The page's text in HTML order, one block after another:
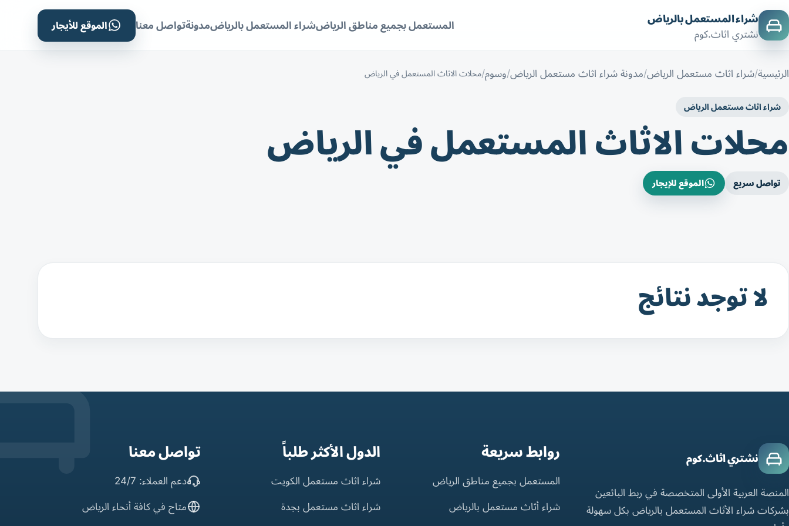
شراء المستعمل بالرياض
نشتري اثاث.كوم
المستعمل بجميع مناطق الرياضشراء المستعمل بالرياضمدونةتواصل معنا الموقع للأيجار
الرئيسية شراء اثاث مستعمل الرياض مدونة شراء اثاث مستعمل الرياض وسوم محلات الاثاث المستعمل في الرياض
شراء اثاث مستعمل الرياض
محلات الاثاث المستعمل في الرياض
تواصل سريع الموقع للإيجار
لا توجد نتائج
نشتري اثاث.كوم
المنصة العربية الأولى المتخصصة في ربط البائعين
بشركات شراء الأثاث المستعمل بالرياض بكل سهولة
روابط سريعة
المستعمل بجميع مناطق الرياض
شراء أثاث مستعمل بالرياض
الدول الأكثر طلباً
شراء اثاث مستعمل الكويت
شراء اثاث مستعمل بجدة
تواصل معنا
دعم العملاء: 24/7
متاح في كافة أنحاء الرياض